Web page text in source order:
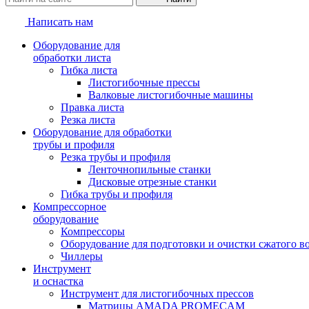
Написать нам
Оборудование для
обработки листа
Гибка листа
Листогибочные прессы
Валковые листогибочные машины
Правка листа
Резка листа
Оборудование для обработки
трубы и профиля
Резка трубы и профиля
Ленточнопильные станки
Дисковые отрезные станки
Гибка трубы и профиля
Компрессорное
оборудование
Компрессоры
Оборудование для подготовки и очистки сжатого
Чиллеры
Инструмент
и оснастка
Инструмент для листогибочных прессов
Матрицы AMADA PROMECAM